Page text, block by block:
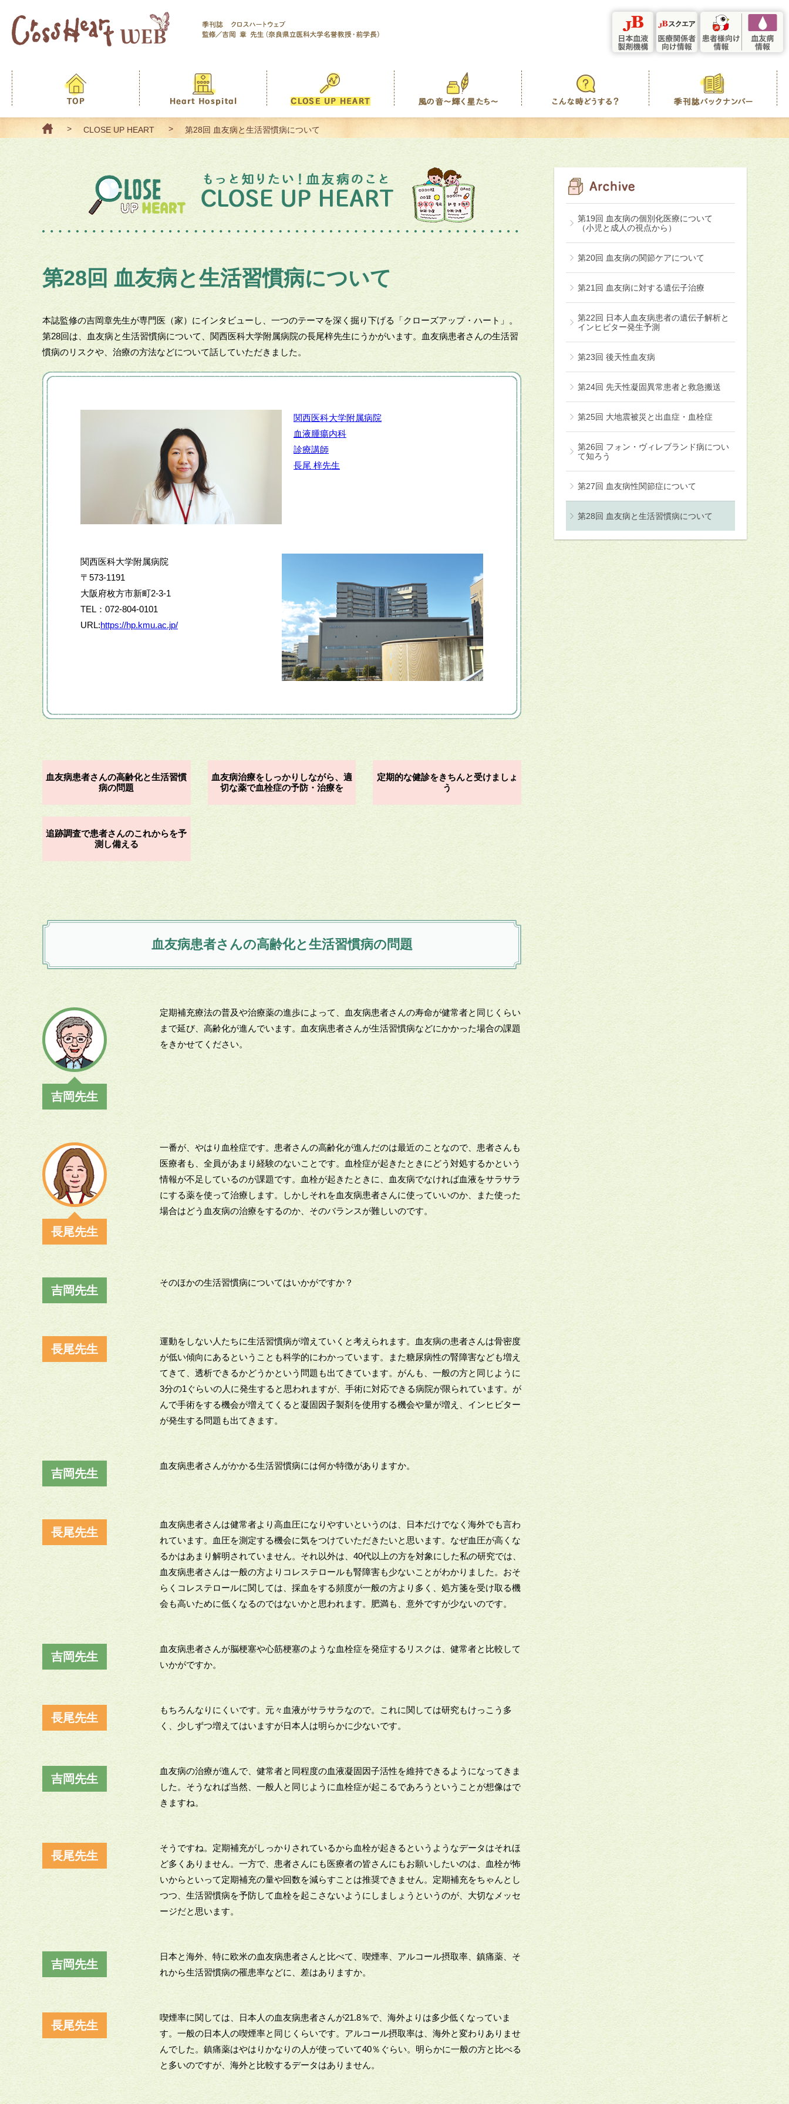
CLOSE UP HEART 第28回 血友病と生活習慣病について
第28回 血友病と生活習慣病について
本誌監修の吉岡章先生が専門医（家）にインタビューし、一つのテーマを深く掘り下げる「クローズアップ・ハート」。
第28回は、血友病と生活習慣病について、関西医科大学附属病院の長尾梓先生にうかがいます。血友病患者さんの生活習
慣病のリスクや、治療の方法などについて話していただきました。
関西医科大学附属病院
血液腫瘍内科
診療講師
長尾 梓先生
関西医科大学附属病院
〒573-1191
大阪府枚方市新町2-3-1
TEL：072-804-0101
URL:https://hp.kmu.ac.jp/
血友病患者さんの高齢化と生活習慣
病の問題
血友病治療をしっかりしながら、適
切な薬で血栓症の予防・治療を
定期的な健診をきちんと受けましょ
う
追跡調査で患者さんのこれからを予
測し備える
血友病患者さんの高齢化と生活習慣病の問題
吉岡先生
定期補充療法の普及や治療薬の進歩によって、血友病患者さんの寿命が健常者と同じくらい
まで延び、高齢化が進んでいます。血友病患者さんが生活習慣病などにかかった場合の課題
をきかせてください。
長尾先生
一番が、やはり血栓症です。患者さんの高齢化が進んだのは最近のことなので、患者さんも
医療者も、全員があまり経験のないことです。血栓症が起きたときにどう対処するかという
情報が不足しているのが課題です。血栓が起きたときに、血友病でなければ血液をサラサラ
にする薬を使って治療します。しかしそれを血友病患者さんに使っていいのか、また使った
場合はどう血友病の治療をするのか、そのバランスが難しいのです。
吉岡先生
そのほかの生活習慣病についてはいかがですか？
長尾先生
運動をしない人たちに生活習慣病が増えていくと考えられます。血友病の患者さんは骨密度
が低い傾向にあるということも科学的にわかっています。また糖尿病性の腎障害なども増え
てきて、透析できるかどうかという問題も出てきています。がんも、一般の方と同じように
3分の1ぐらいの人に発生すると思われますが、手術に対応できる病院が限られています。が
んで手術をする機会が増えてくると凝固因子製剤を使用する機会や量が増え、インヒビター
が発生する問題も出てきます。
吉岡先生
血友病患者さんがかかる生活習慣病には何か特徴がありますか。
長尾先生
血友病患者さんは健常者より高血圧になりやすいというのは、日本だけでなく海外でも言わ
れています。血圧を測定する機会に気をつけていただきたいと思います。なぜ血圧が高くな
るかはあまり解明されていません。それ以外は、40代以上の方を対象にした私の研究では、
血友病患者さんは一般の方よりコレステロールも腎障害も少ないことがわかりました。おそ
らくコレステロールに関しては、採血をする頻度が一般の方より多く、処方箋を受け取る機
会も高いために低くなるのではないかと思われます。肥満も、意外ですが少ないのです。
吉岡先生
血友病患者さんが脳梗塞や心筋梗塞のような血栓症を発症するリスクは、健常者と比較して
いかがですか。
長尾先生
もちろんなりにくいです。元々血液がサラサラなので。これに関しては研究もけっこう多
く、少しずつ増えてはいますが日本人は明らかに少ないです。
吉岡先生
血友病の治療が進んで、健常者と同程度の血液凝固因子活性を維持できるようになってきま
した。そうなれば当然、一般人と同じように血栓症が起こるであろうということが想像はで
きますね。
長尾先生
そうですね。定期補充がしっかりされているから血栓が起きるというようなデータはそれほ
ど多くありません。一方で、患者さんにも医療者の皆さんにもお願いしたいのは、血栓が怖
いからといって定期補充の量や回数を減らすことは推奨できません。定期補充をちゃんとし
つつ、生活習慣病を予防して血栓を起こさないようにしましょうというのが、大切なメッセ
ージだと思います。
吉岡先生
日本と海外、特に欧米の血友病患者さんと比べて、喫煙率、アルコール摂取率、鎮痛薬、そ
れから生活習慣病の罹患率などに、差はありますか。
長尾先生
喫煙率に関しては、日本人の血友病患者さんが21.8％で、海外よりは多少低くなっていま
す。一般の日本人の喫煙率と同じくらいです。アルコール摂取率は、海外と変わりありませ
んでした。鎮痛薬はやはりかなりの人が使っていて40％ぐらい。明らかに一般の方と比べる
と多いのですが、海外と比較するデータはありません。
第19回 血友病の個別化医療について
（小児と成人の視点から）
第20回 血友病の関節ケアについて
第21回 血友病に対する遺伝子治療
第22回 日本人血友病患者の遺伝子解析と
インヒビター発生予測
第23回 後天性血友病
第24回 先天性凝固異常患者と救急搬送
第25回 大地震被災と出血症・血栓症
第26回 フォン・ヴィレブランド病につい
て知ろう
第27回 血友病性関節症について
第28回 血友病と生活習慣病について